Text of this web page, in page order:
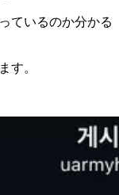
ているのか分かる
す。